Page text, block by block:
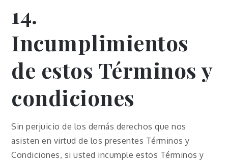
14.
Incumplimientos
de estos Términos y
condiciones
Sin perjuicio de los demás derechos que nos
asisten en virtud de los presentes Términos y
Condiciones, si usted incumple estos Términos y